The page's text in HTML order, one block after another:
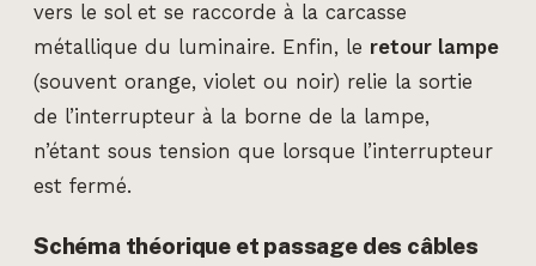
vers le sol et se raccorde à la carcasse
métallique du luminaire. Enfin, le retour lampe
(souvent orange, violet ou noir) relie la sortie
de l’interrupteur à la borne de la lampe,
n’étant sous tension que lorsque l’interrupteur
est fermé.
Schéma théorique et passage des câbles